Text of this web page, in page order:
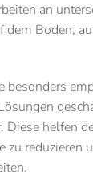
an
dem Boden,
besonders
. Diese helfen
zu reduzieren